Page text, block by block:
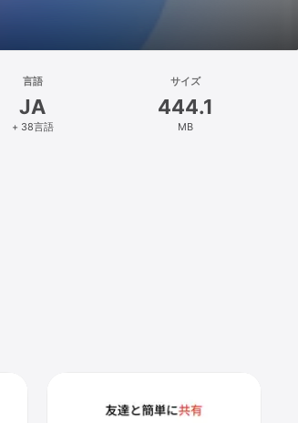
言語
JA
+ 38言語
サイズ
444.1
MB